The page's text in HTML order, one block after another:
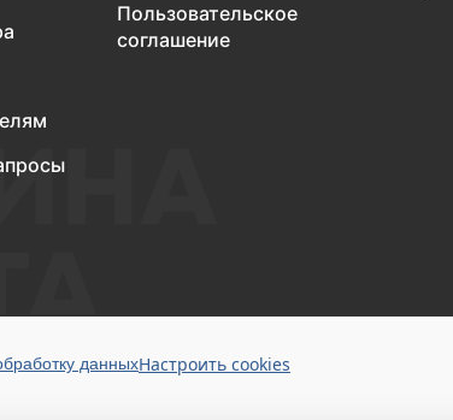
Пользовательское
соглашение
данныхНастроить cookies